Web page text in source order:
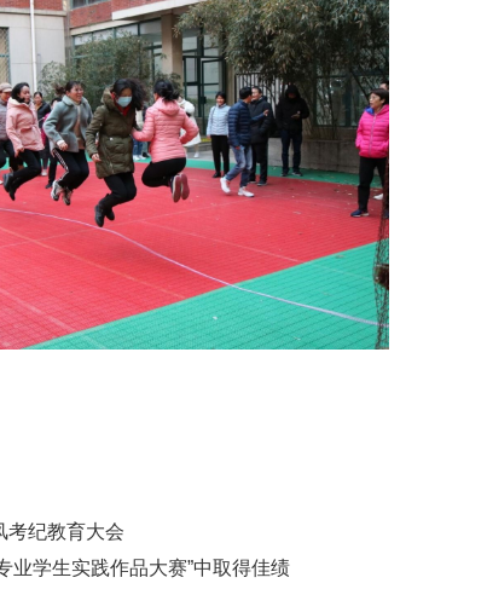
考纪教育大会
业学生实践作品大赛”中取得佳绩